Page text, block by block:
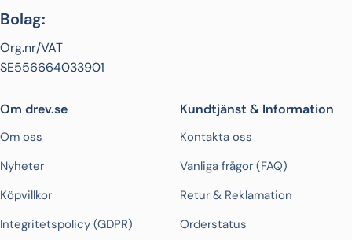
Bolag:
Org.nr/VAT
SE556664033901
Om drev.se
Om oss
Nyheter
Köpvillkor
Integritetspolicy (GDPR)
Kundtjänst & Information
Kontakta oss
Vanliga frågor (FAQ)
Retur & Reklamation
Orderstatus